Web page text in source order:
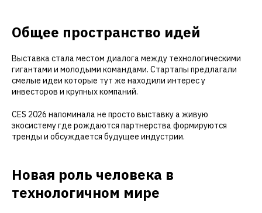
Общее пространство идей
Выставка стала местом диалога между технологическими
гигантами и молодыми командами. Стартапы предлагали
смелые идеи которые тут же находили интерес у
инвесторов и крупных компаний.
CES 2026 напоминала не просто выставку а живую
экосистему где рождаются партнерства формируются
тренды и обсуждается будущее индустрии.
Новая роль человека в
технологичном мире